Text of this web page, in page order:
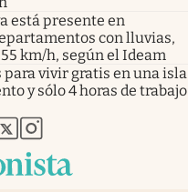
está presente en
con lluvias,
km/h, según el Ideam
vivir gratis en una isla
y sólo 4 horas de trabajo
pestaña
nueva pestaña
en nueva pestaña
abre en nueva pestaña
abre en nueva pestaña